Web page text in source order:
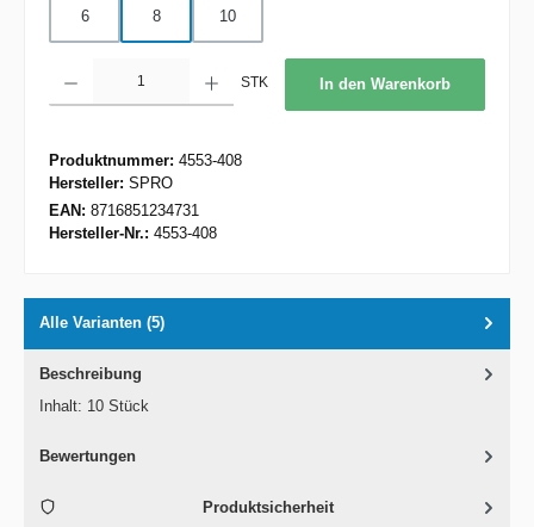
6 8 10
STK In den Warenkorb
Produktnummer: 4553-408
Hersteller: SPRO
EAN: 8716851234731
Hersteller-Nr.: 4553-408
Alle Varianten (5)
Beschreibung
Inhalt: 10 Stück
Bewertungen
Produktsicherheit